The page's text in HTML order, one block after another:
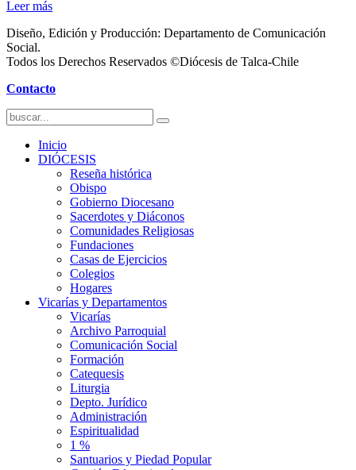
Leer más
Diseño, Edición y Producción: Departamento de Comunicación
Social.
Todos los Derechos Reservados ©Diócesis de Talca-Chile
Contacto
Inicio
DIÓCESIS
Reseña histórica
Obispo
Gobierno Diocesano
Sacerdotes y Diáconos
Comunidades Religiosas
Fundaciones
Casas de Ejercicios
Colegios
Hogares
Vicarías y Departamentos
Vicarías
Archivo Parroquial
Comunicación Social
Formación
Catequesis
Liturgia
Depto. Jurídico
Administración
Espiritualidad
1 %
Santuarios y Piedad Popular